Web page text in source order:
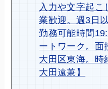
入力や文字起こ
業歓迎。週3日
勤務可能時間
ートワーク。面
大田区東海。時
大田遠兼】